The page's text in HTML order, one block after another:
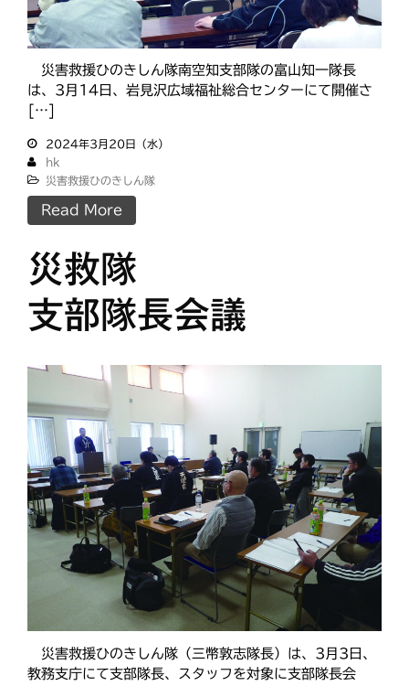
災害救援ひのきしん隊南空知支部隊の富山知一隊長
は、3月14日、岩見沢広域福祉総合センターにて開催さ
[…]
2024年3月20日（水）
hk
災害救援ひのきしん隊
Read More
災救隊
支部隊長会議
災害救援ひのきしん隊（三幣敦志隊長）は、3月3日、
教務支庁にて支部隊長、スタッフを対象に支部隊長会